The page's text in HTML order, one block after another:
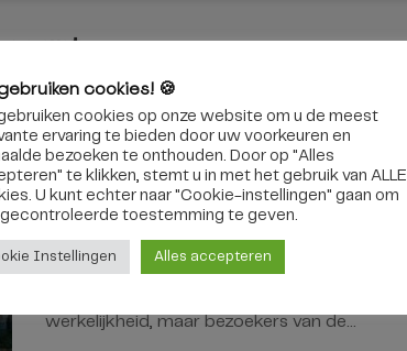
REGIO
Via een zelfrijdende bus
naar de Efteling?
Binnenkort kan het
werkelijkheid, maar bezoekers van de...
cookies! 🍪
cookies op onze website om u de meest
ervaring te bieden door uw voorkeuren en
bezoeken te onthouden. Door op "Alles
te klikken, stemt u in met het gebruik van ALLE
U kunt echter naar "Cookie-instellingen" gaan om
toestemming te geven.
Instellingen Alles accepteren